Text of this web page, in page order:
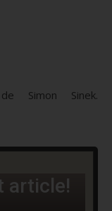
Simon Sinek.
article!